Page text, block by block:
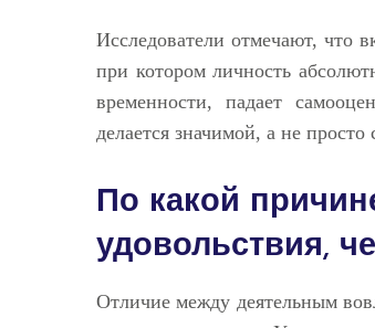
Исследователи отмечают, что
при котором личность
временности, падает
делается значимой, а не
По какой
удовольствия,
Отличие между деятельным